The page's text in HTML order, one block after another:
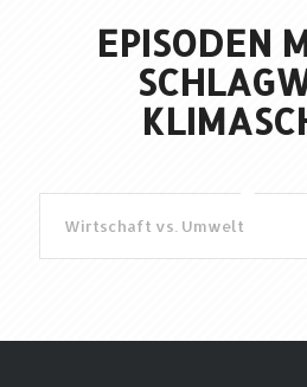
EPISODEN
Wirtschaft vs. Umwelt